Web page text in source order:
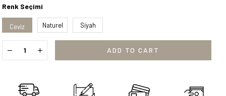
Renk Seçimi
Ceviz Naturel Siyah